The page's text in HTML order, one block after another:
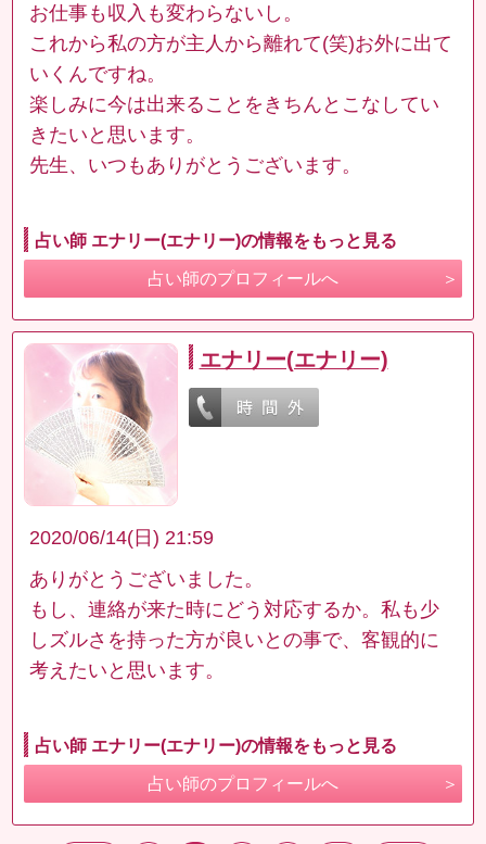
お仕事も収入も変わらないし。
これから私の方が主人から離れて(笑)お外に出て
いくんですね。
楽しみに今は出来ることをきちんとこなしてい
きたいと思います。
先生、いつもありがとうございます。
占い師 エナリー(エナリー)の情報をもっと見る
占い師のプロフィールへ
エナリー(エナリー)
2020/06/14(日) 21:59
ありがとうございました。
もし、連絡が来た時にどう対応するか。私も少
しズルさを持った方が良いとの事で、客観的に
考えたいと思います。
占い師 エナリー(エナリー)の情報をもっと見る
占い師のプロフィールへ